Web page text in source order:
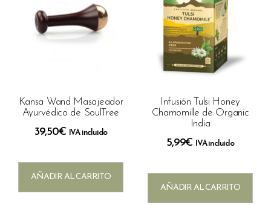
Kansa Wand Masajeador
Ayurvédico de SoulTree
39,50€ IVA incluido
AÑADIR AL CARRITO
Infusión Tulsi Honey
Chamomille de Organic
India
5,99€ IVA incluido
AÑADIR AL CARRITO